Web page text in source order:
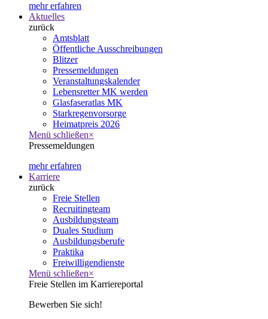
mehr erfahren
Aktuelles
zurück
Amtsblatt
Öffentliche Ausschreibungen
Blitzer
Pressemeldungen
Veranstaltungskalender
Lebensretter MK werden
Glasfaseratlas MK
Starkregenvorsorge
Heimatpreis 2026
Menü schließen×
Pressemeldungen
mehr erfahren
Karriere
zurück
Freie Stellen
Recruitingteam
Ausbildungsteam
Duales Studium
Ausbildungsberufe
Praktika
Freiwilligendienste
Menü schließen×
Freie Stellen im Karriereportal
Bewerben Sie sich!